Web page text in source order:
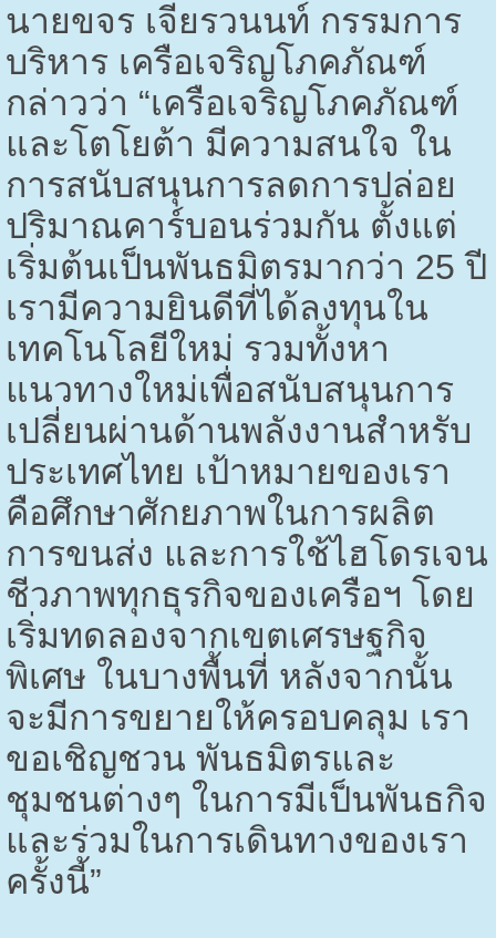
นายขจร เจียรวนนท์ กรรมการ
บริหาร เครือเจริญโภคภัณฑ์
กล่าวว่า “เครือเจริญโภคภัณฑ์
และโตโยต้า มีความสนใจ ใน
การสนับสนุนการลดการปล่อย
ปริมาณคาร์บอนร่วมกัน ตั้งแต่
เริ่มต้นเป็นพันธมิตรมากว่า 25 ปี
เรามีความยินดีที่ได้ลงทุนใน
เทคโนโลยีใหม่ รวมทั้งหา
แนวทางใหม่เพื่อสนับสนุนการ
เปลี่ยนผ่านด้านพลังงานสำหรับ
ประเทศไทย เป้าหมายของเรา
คือศึกษาศักยภาพในการผลิต
การขนส่ง และการใช้ไฮโดรเจน
ชีวภาพทุกธุรกิจของเครือฯ โดย
เริ่มทดลองจากเขตเศรษฐกิจ
พิเศษ ในบางพื้นที่ หลังจากนั้น
จะมีการขยายให้ครอบคลุม เรา
ขอเชิญชวน พันธมิตรและ
ชุมชนต่างๆ ในการมีเป็นพันธกิจ
และร่วมในการเดินทางของเรา
ครั้งนี้”